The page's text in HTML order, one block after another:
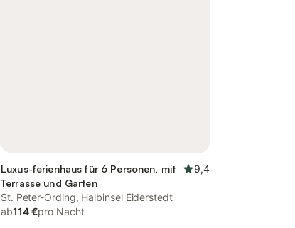
Luxus-ferienhaus für 6 Personen, mit
Terrasse und Garten
9,4
St. Peter-Ording, Halbinsel Eiderstedt
ab114 €pro Nacht